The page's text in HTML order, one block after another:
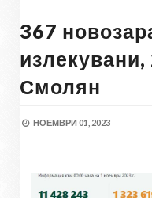
367
Смолян
НОЕМВРИ 01, 2023